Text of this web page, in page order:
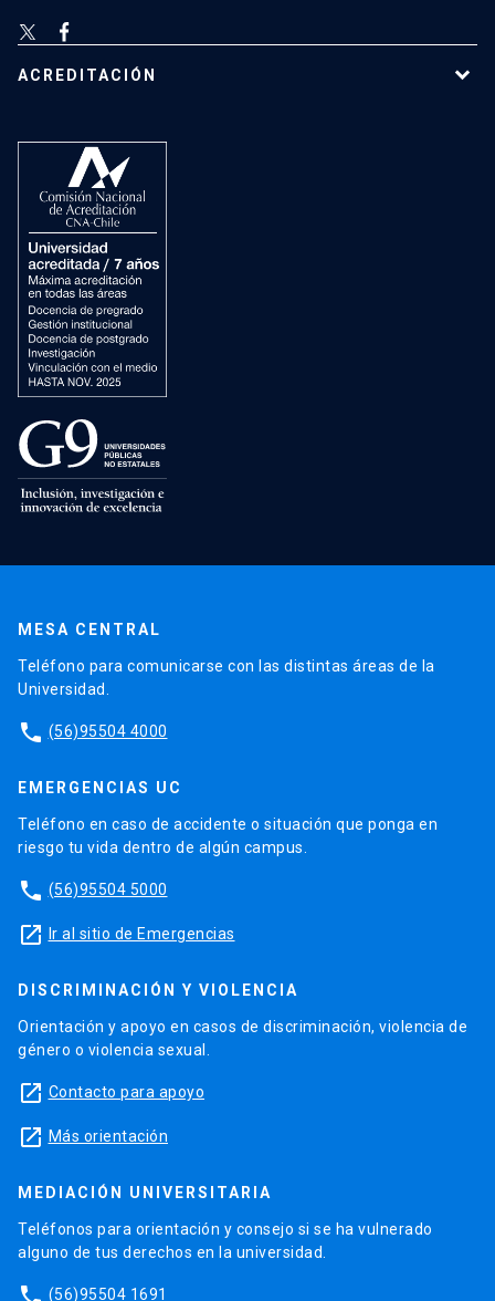
ACREDITACIÓN
MESA CENTRAL
Teléfono para comunicarse con las distintas áreas de la
Universidad.
phone (56)95504 4000
EMERGENCIAS UC
Teléfono en caso de accidente o situación que ponga en
riesgo tu vida dentro de algún campus.
phone (56)95504 5000
launch Ir al sitio de Emergencias
DISCRIMINACIÓN Y VIOLENCIA
Orientación y apoyo en casos de discriminación, violencia de
género o violencia sexual.
launch Contacto para apoyo
launch Más orientación
MEDIACIÓN UNIVERSITARIA
Teléfonos para orientación y consejo si se ha vulnerado
alguno de tus derechos en la universidad.
(56)95504 1691